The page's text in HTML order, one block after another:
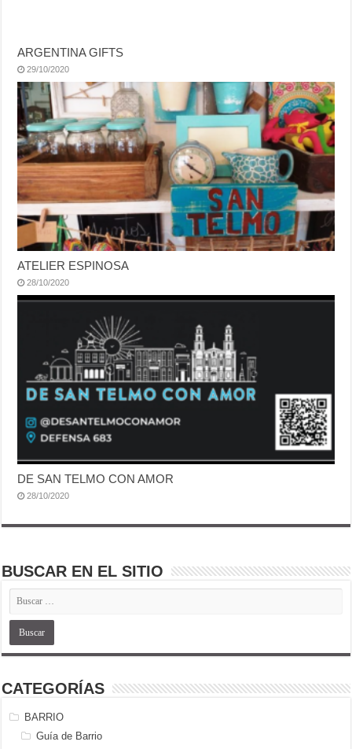
ARGENTINA GIFTS
29/10/2020
ATELIER ESPINOSA
28/10/2020
DE SAN TELMO CON AMOR
28/10/2020
BUSCAR EN EL SITIO
CATEGORÍAS
BARRIO
Guía de Barrio